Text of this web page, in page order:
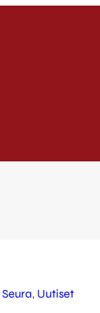
Seura, Uutiset